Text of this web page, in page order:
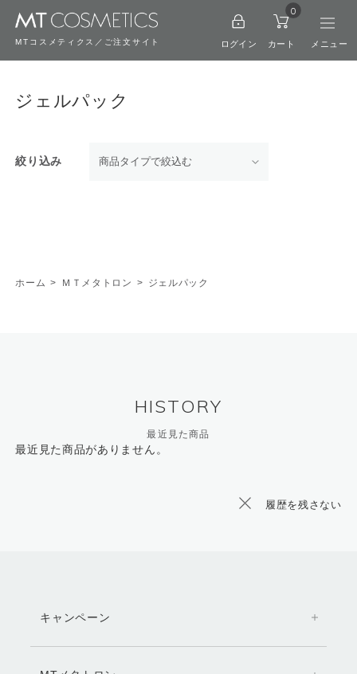
MTコスメティクス／ご注文サイト ログイン カート
0
ジェルパック
絞り込み
ホーム > ＭＴメタトロン > ジェルパック
HISTORY
最近見た商品
最近見た商品がありません。
履歴を残さない
キャンペーン